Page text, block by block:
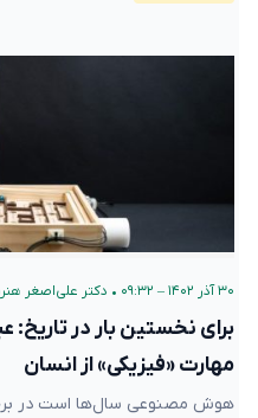
۳۰ آذر ۱۴۰۲ – ۰۹:۳۲ • دکتر علی‌اصغر
برای نخستین بار در
مهارت «فیزیکی» از انسان
هوش مصنوعی سال‌ها است در